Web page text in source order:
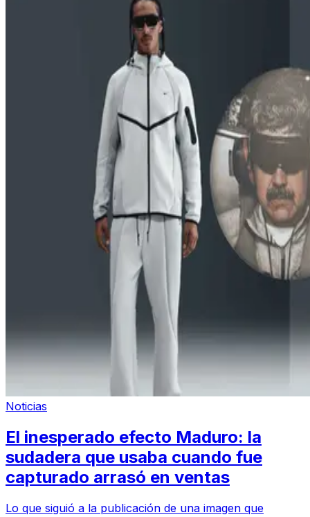
Noticias
El inesperado efecto Maduro: la
sudadera que usaba cuando fue
capturado arrasó en ventas
Lo que siguió a la publicación de una imagen que